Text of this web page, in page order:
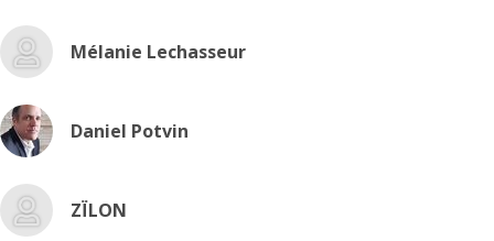
Mélanie Lechasseur
Daniel Potvin
ZÏLON